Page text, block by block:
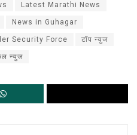
Latest Marathi News
News in Guhagar
Security Force टॉप न्युज
न्युज